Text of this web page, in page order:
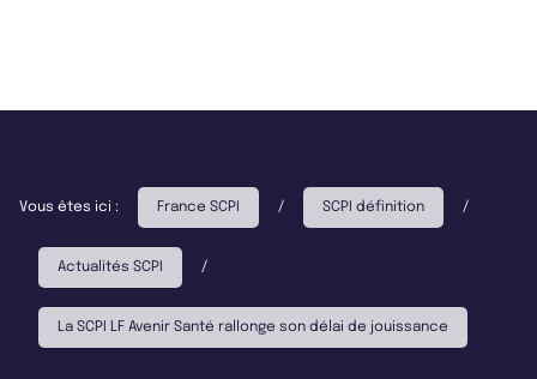
Vous êtes ici : France SCPI / SCPI définition /
Actualités SCPI /
La SCPI LF Avenir Santé rallonge son délai de jouissance